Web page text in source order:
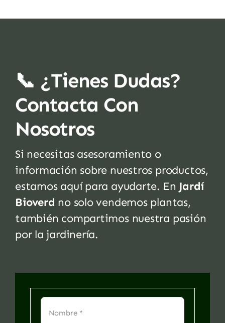
📞 ¿Tienes Dudas?
Contacta Con
Nosotros
Si necesitas asesoramiento o
información sobre nuestros productos,
estamos aquí para ayudarte. En Jardí
Bioverd no solo vendemos plantas,
también compartimos nuestra pasión
por la jardinería.